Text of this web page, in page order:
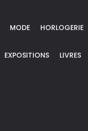
MODE HORLOGERIE
EXPOSITIONS LIVRES